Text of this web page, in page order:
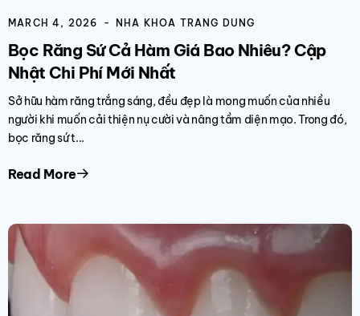
MARCH 4, 2026 NHA KHOA TRANG DUNG
Bọc Răng Sứ Cả Hàm Giá Bao Nhiêu? Cập
Nhật Chi Phí Mới Nhất
Sở hữu hàm răng trắng sáng, đều đẹp là mong muốn của nhiều
người khi muốn cải thiện nụ cười và nâng tầm diện mạo. Trong đó,
bọc răng sứ t...
Read More